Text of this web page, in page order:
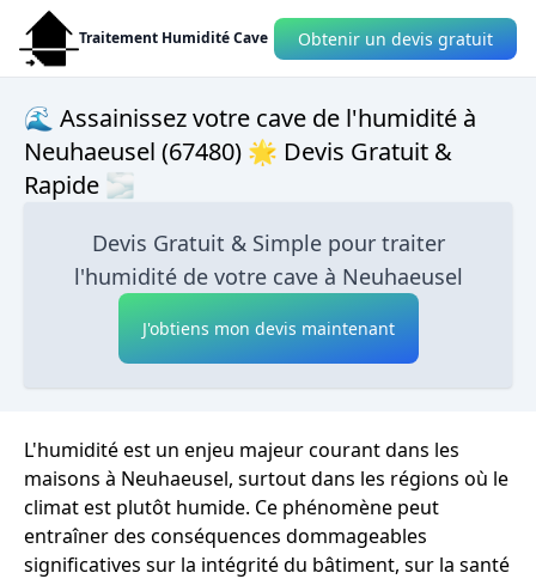
Traitement Humidité Cave Obtenir un devis gratuit
🌊 Assainissez votre cave de l'humidité à
Neuhaeusel (67480) 🌟 Devis Gratuit &
Rapide 🌫
Devis Gratuit & Simple pour traiter
l'humidité de votre cave à Neuhaeusel
J'obtiens mon devis maintenant
L'humidité est un enjeu majeur courant dans les
maisons à Neuhaeusel, surtout dans les régions où le
climat est plutôt humide. Ce phénomène peut
entraîner des conséquences dommageables
significatives sur la intégrité du bâtiment, sur la santé